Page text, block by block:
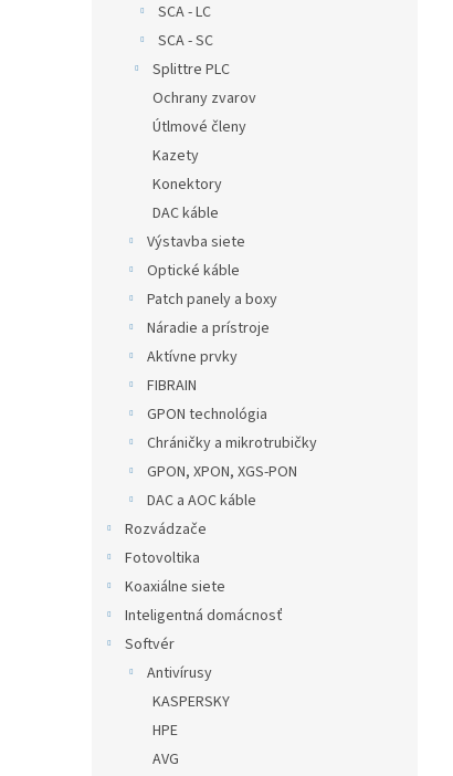
SCA - LC
SCA - SC
Splittre PLC
Ochrany zvarov
Útlmové členy
Kazety
Konektory
DAC káble
Výstavba siete
Optické káble
Patch panely a boxy
Náradie a prístroje
Aktívne prvky
FIBRAIN
GPON technológia
Chráničky a mikrotrubičky
GPON, XPON, XGS-PON
DAC a AOC káble
Rozvádzače
Fotovoltika
Koaxiálne siete
Inteligentná domácnosť
Softvér
Antivírusy
KASPERSKY
HPE
AVG